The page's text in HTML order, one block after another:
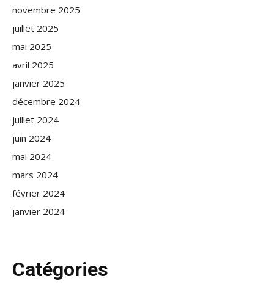
novembre 2025
juillet 2025
mai 2025
avril 2025
janvier 2025
décembre 2024
juillet 2024
juin 2024
mai 2024
mars 2024
février 2024
janvier 2024
Catégories